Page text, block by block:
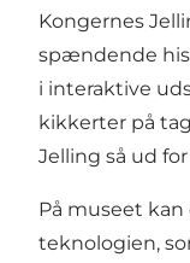
Kongernes
spændende
i interaktive
kikkerter på
Jelling så ud
På museet
teknologien,